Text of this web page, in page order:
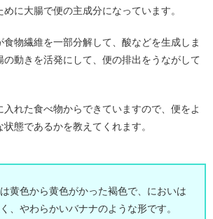
に大腸で便の主成分になっています。
食物繊維を一部分解して、酸などを生成しま
動きを活発にして、便の排出をうながして
れた食べ物からできていますので、便をよ
態であるかを教えてくれます。
黄色から黄色がかった褐色で、においは
、やわらかいバナナのような形です。